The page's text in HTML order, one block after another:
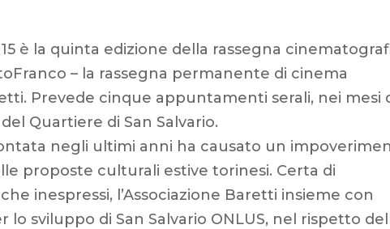
è la quinta edizione della rassegna
– la rassegna permanente di cinema
Prevede cinque appuntamenti serali, nei mesi
Quartiere di San Salvario.
negli ultimi anni ha causato un
proposte culturali estive torinesi. Certa di
inespressi, l’Associazione Baretti insieme con
lo sviluppo di San Salvario ONLUS, nel rispetto